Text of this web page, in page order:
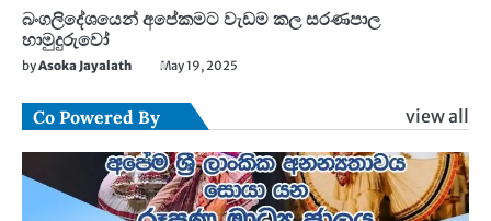
බංගලිදේශයෙන් අපේකමට වැඩම කල සරණපාල
හාමුදුරුවෝ
byAsoka Jayalath May 19, 2025
Co Powered By view all